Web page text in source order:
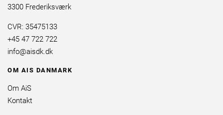
3300 Frederiksværk
CVR: 35475133
+45 47 722 722
info@aisdk.dk
OM AIS DANMARK
Om AiS
Kontakt